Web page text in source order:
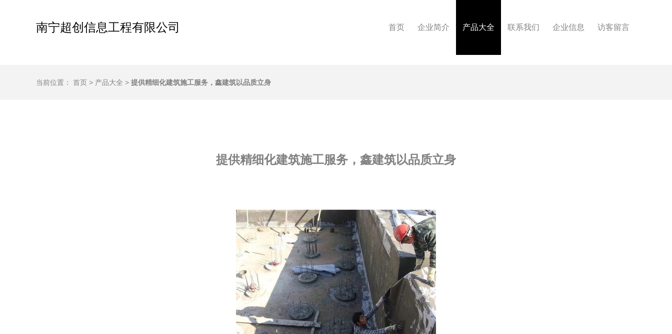
南宁超创信息工程有限公司 首页 企业简介 产品大全 联系我们 企业信息 访客留言
当前位置： 首页 > 产品大全 > 提供精细化建筑施工服务，鑫建筑以品质立身
提供精细化建筑施工服务，鑫建筑以品质立身